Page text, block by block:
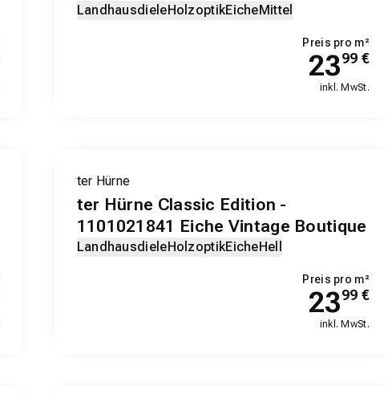
LandhausdieleHolzoptikEicheMittel
Preis pro m²
2399 €
inkl. MwSt.
ter Hürne
ter Hürne Classic Edition -
1101021841 Eiche Vintage Boutique
LandhausdieleHolzoptikEicheHell
Preis pro m²
2399 €
inkl. MwSt.